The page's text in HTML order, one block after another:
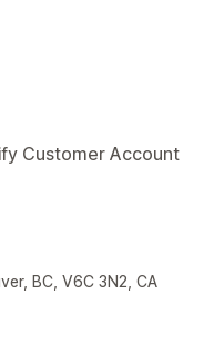
Customer Account
BC, V6C 3N2, CA